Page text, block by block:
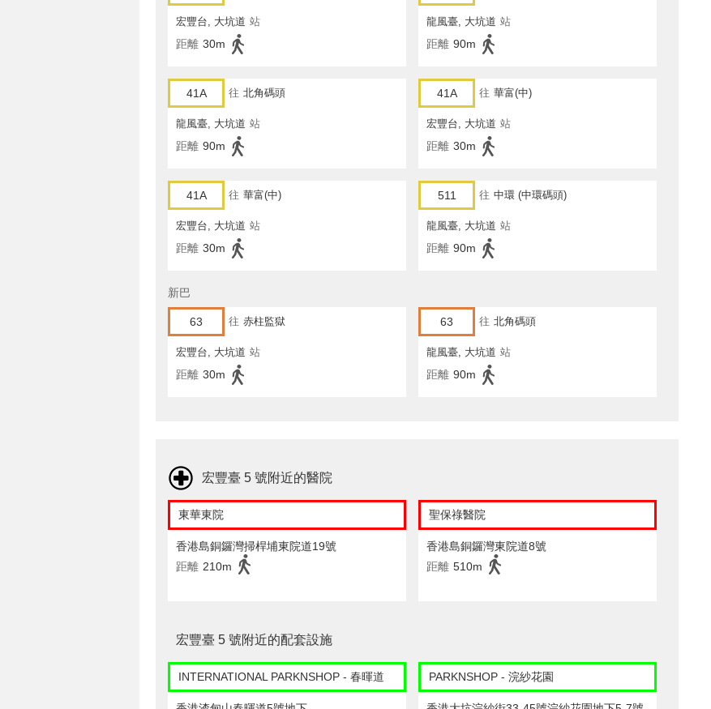
宏豐台, 大坑道 站
距離 30m
龍風臺, 大坑道 站
距離 90m
41A 往 北角碼頭
龍風臺, 大坑道 站
距離 90m
41A 往 華富(中)
宏豐台, 大坑道 站
距離 30m
41A 往 華富(中)
宏豐台, 大坑道 站
距離 30m
511 往 中環 (中環碼頭)
龍風臺, 大坑道 站
距離 90m
新巴
63 往 赤柱監獄
宏豐台, 大坑道 站
距離 30m
63 往 北角碼頭
龍風臺, 大坑道 站
距離 90m
宏豐臺 5 號附近的醫院
東華東院
香港島銅鑼灣掃桿埔東院道19號
距離 210m
聖保祿醫院
香港島銅鑼灣東院道8號
距離 510m
宏豐臺 5 號附近的配套設施
INTERNATIONAL PARKNSHOP - 春暉道 PARKNSHOP - 浣紗花園